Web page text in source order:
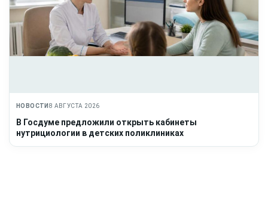
НОВОСТИ 8 АВГУСТА 2026
В Госдуме предложили открыть кабинеты
нутрициологии в детских поликлиниках